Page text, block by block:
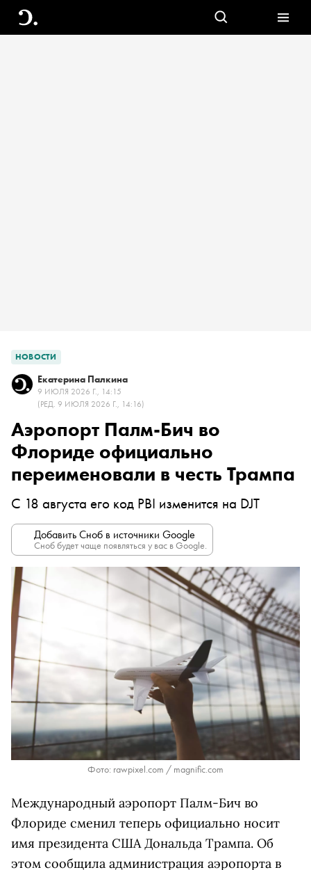
НОВОСТИ
Екатерина Палкина
9 ИЮЛЯ 2026 Г., 14:15
(РЕД. 9 ИЮЛЯ 2026 Г., 14:16)
Аэропорт Палм-Бич во
Флориде официально
переименовали в честь Трампа
С 18 августа его код PBI изменится на DJT
Добавить Сноб в источники Google
Сноб будет чаще появляться у вас в Google.
Фото: rawpixel.com / magnific.com
Международный аэропорт Палм-Бич во
Флориде сменил теперь официально носит
имя президента США Дональда Трампа. Об
этом сообщила администрация аэропорта в